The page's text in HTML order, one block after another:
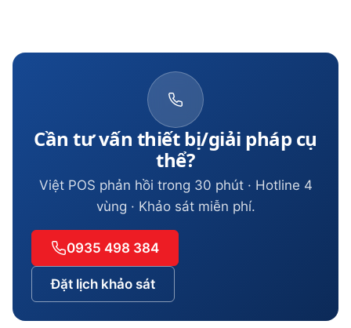
Cần tư vấn thiết bị/giải pháp cụ
thể?
Việt POS phản hồi trong 30 phút · Hotline 4
vùng · Khảo sát miễn phí.
0935 498 384
Đặt lịch khảo sát